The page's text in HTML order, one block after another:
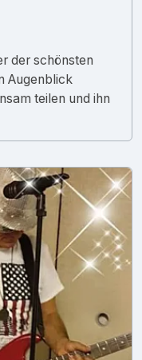
der schönsten
Augenblick
teilen und ihn